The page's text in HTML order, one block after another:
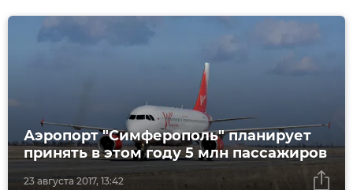
23 августа 2017, 13:42
Аэропорт "Симферополь" планирует
принять в этом году 5 млн пассажиров